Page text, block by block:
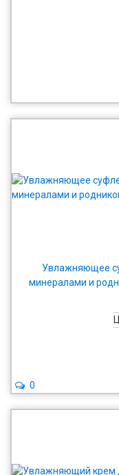
Увлажняющее
минералами и
0